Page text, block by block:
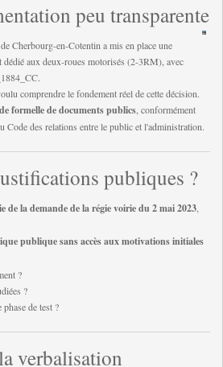
peu transparente
Cherbourg-en-Cotentin a mis en place une
dédié aux deux-roues motorisés (2-3RM), avec
comprendre le fondement réel de cette décision.
formelle de documents publics , conformément
Code des relations entre le public et l'administration.
publiques ?
de la demande de la régie voirie du 2 mai 2023
publique sans accès aux motivations initiales
?
?
de test ?
verbalisation